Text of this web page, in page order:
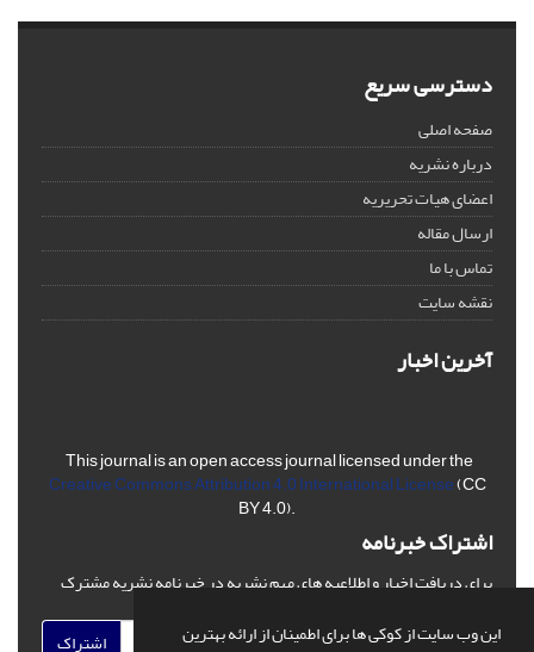
این وب سایت از کوکی ها برای اطمینان از ارائه بهترین
دسترسی سریع
صفحه اصلی
درباره نشریه
اعضای هیات تحریریه
ارسال مقاله
تماس با ما
نقشه سایت
آخرین اخبار
This journal is an open access journal licensed under the
Creative Commons Attribution 4.0 International License(CC
BY 4.0).
اشتراک خبرنامه
برای دریافت اخبار و اطلاعیه های مهم نشریه در خبرنامه نشریه مشترک
اشتراک